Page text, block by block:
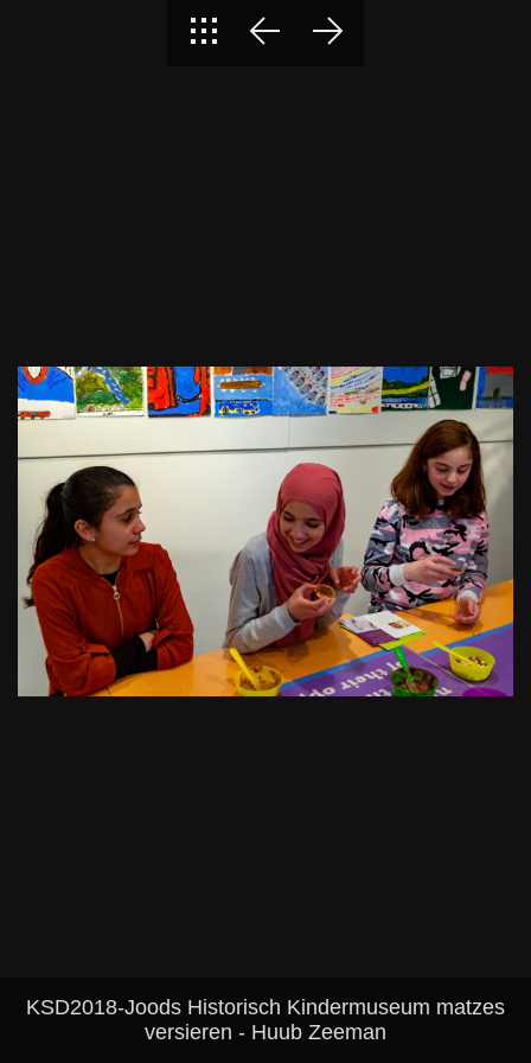
KSD2018-Joods Historisch Kindermuseum matzes
versieren - Huub Zeeman